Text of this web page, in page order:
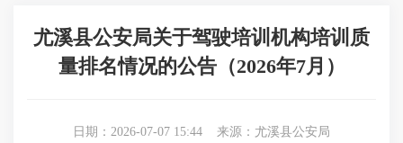
尤溪县公安局关于驾驶培训机构培训质
量排名情况的公告（2026年7月）
日期：2026-07-07 15:44 来源：尤溪县公安局